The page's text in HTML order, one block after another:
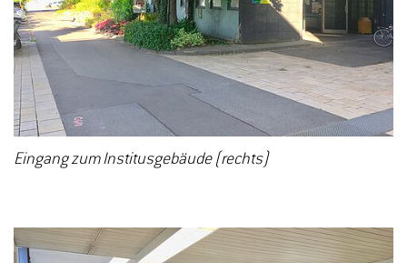
Eingang zum Institusgebäude (rechts)